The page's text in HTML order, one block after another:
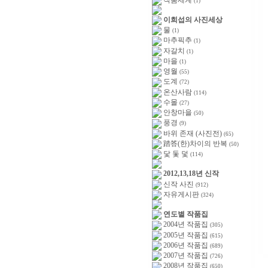
이희섭의 사진세상
물 (1)
마추픽추 (1)
자갈치 (1)
마을 (1)
영월 (55)
도계 (72)
온산사람 (114)
수몰 (27)
안창마을 (50)
풍경 (9)
바위 존재 (사진전) (65)
踏答(한)차이의 반복 (50)
닻 돛 덫 (114)
2012,13,18년 신작
신작 사진 (912)
자유게시판 (324)
연도별 작품집
2004년 작품집 (305)
2005년 작품집 (615)
2006년 작품집 (689)
2007년 작품집 (726)
2008년 작품집 (650)